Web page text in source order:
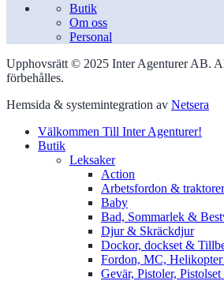
Butik
Om oss
Personal
Upphovsrätt © 2025 Inter Agenturer AB.
förbehålles.
Hemsida & systemintegration av Netsera
Välkommen Till Inter Agenturer!
Butik
Leksaker
Action
Arbetsfordon & traktorer
Baby
Bad, Sommarlek &
Djur & Skräckdjur
Dockor, dockset &
Fordon, MC,
Gevär, Pistoler, Pistolset